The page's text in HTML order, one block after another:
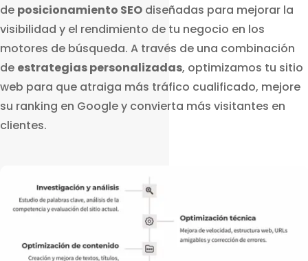
de posicionamiento SEO diseñadas para mejorar la
visibilidad y el rendimiento de tu negocio en los
motores de búsqueda. A través de una combinación
de estrategias personalizadas, optimizamos tu sitio
web para que atraiga más tráfico cualificado, mejore
su ranking en Google y convierta más visitantes en
clientes.